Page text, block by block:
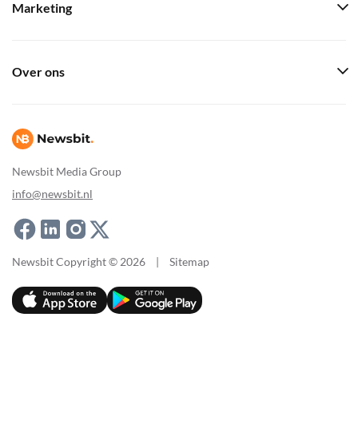
Newsbit Media Group
info@newsbit.nl
Marketing
Over ons
Newsbit Copyright © 2026 | Sitemap